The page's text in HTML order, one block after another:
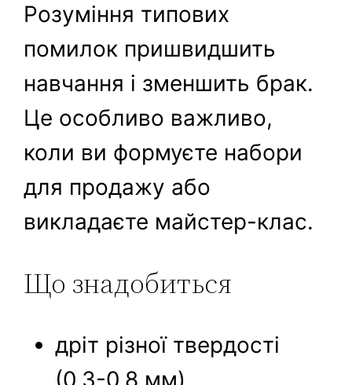
Розуміння типових
помилок пришвидшить
навчання і зменшить брак.
Це особливо важливо,
коли ви формуєте набори
для продажу або
викладаєте майстер-клас.
Що знадобиться
дріт різної твердості
(0,3-0,8 мм),